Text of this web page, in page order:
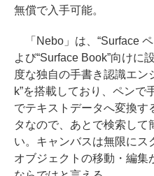
無償で入手可能。
「Nebo」は、“Surface ペ
よび“Surface Book”向けに
度な独自の手書き認識エン
k”を搭載しており、ペンで
でテキストデータへ変換す
タなので、あとで検索して
い。キャンバスは無限にス
オブジェクトの移動・編集